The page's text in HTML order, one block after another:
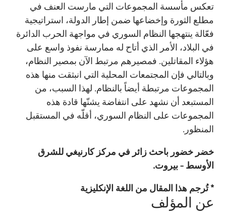
تعكس مأسسة المجموعات التي مارست العنف في
مطلع الثورة وإخضاعها ضمن إطار الدولة، استراتيجية
فعّالة ينتهجها النظام السوري في مواجهة الحرب الدائرة
في البلاد، الأمر الذي أتاح له ممارسة نفوذ واسع على
هؤلاء المقاتلين. فمصيرهم مرتبط الآن بمصير النظام،
وبالتالي فإن المجتمعات المحلية التي انبثقت منها هذه
المجموعات مرتبطة أيضاً بالنظام. لهذا السبب، من
المستبعد أن نشهد على انتفاضة يشنّها قادة هذه
المجموعات على النظام السوري، أقلّه في المستقبل
المنظور.
خضر خضور باحث زائر في مركز كارنيغي للشرق
الأوسط - بيروت.
* تُرجم هذا المقال من اللغة الإنكليزية
عن المؤلف